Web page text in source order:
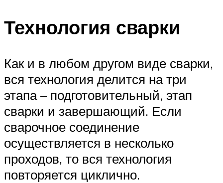
Технология сварки
Как и в любом другом виде сварки,
вся технология делится на три
этапа – подготовительный, этап
сварки и завершающий. Если
сварочное соединение
осуществляется в несколько
проходов, то вся технология
повторяется циклично.